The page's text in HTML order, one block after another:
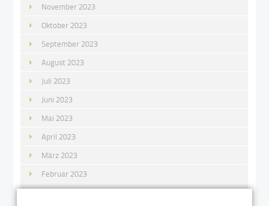
November 2023
Oktober 2023
September 2023
August 2023
Juli 2023
Juni 2023
Mai 2023
April 2023
März 2023
Februar 2023
Januar 2023